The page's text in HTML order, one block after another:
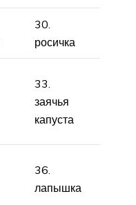
30.
росичка
33.
заячья
капуста
36.
лапышка